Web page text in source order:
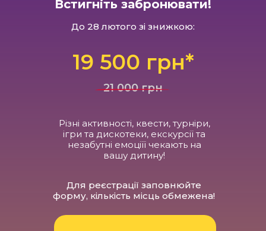
Встигніть забронювати!
Різні активності, квести, турніри,
ігри та дискотеки, екскурсії та
незабутні емоціїї чекають на
вашу дитину!
21 000 грн
19 500 грн*
До 28 лютого зі знижкою:
Для реєстрації заповнюйте
форму, кількість місць обмежена!